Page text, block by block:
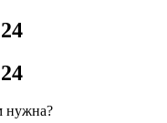
нужна?